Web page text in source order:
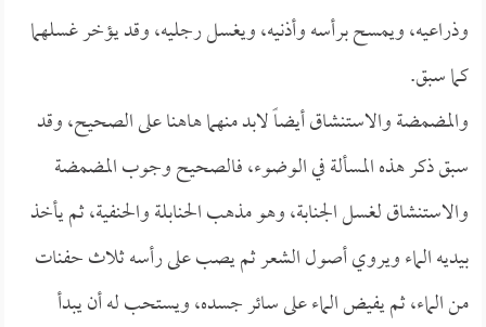
وذراعيه، ويمسح برأسه وأذنيه، ويغسل رجليه، وقد يؤخر غسلهما
كما سبق.
والمضمضة والاستنشاق أيضاً لابد منهما هاهنا على الصحيح، وقد
سبق ذكر هذه المسألة في الوضوء، فالصحيح وجوب المضمضة
والاستنشاق لغسل الجنابة، وهو مذهب الحنابلة والحنفية، ثم يأخذ
بيديه الماء ويروي أصول الشعر ثم يصب على رأسه ثلاث حفنات
من الماء، ثم يفيض الماء على سائر جسده، ويستحب له أن يبدأ